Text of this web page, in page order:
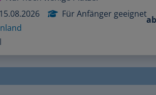
Für Anfänger geeignet
ab